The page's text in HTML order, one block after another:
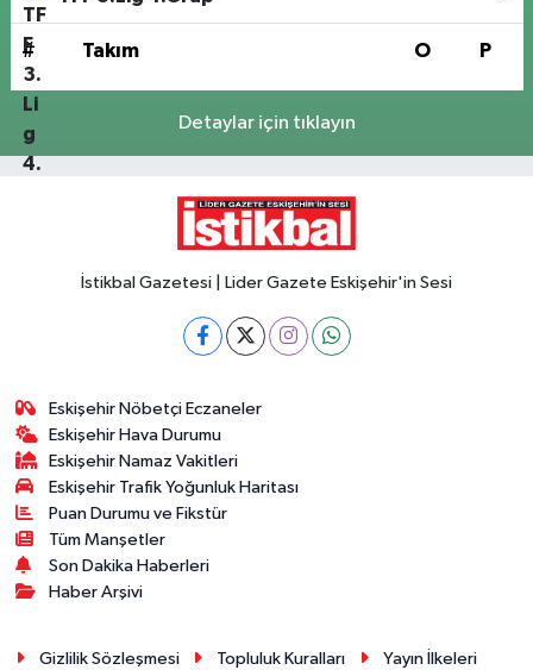
# Takım O P
Detaylar için tıklayın
İstikbal Gazetesi | Lider Gazete Eskişehir'in Sesi
Eskişehir Nöbetçi Eczaneler
Eskişehir Hava Durumu
Eskişehir Namaz Vakitleri
Eskişehir Trafik Yoğunluk Haritası
Puan Durumu ve Fikstür
Tüm Manşetler
Son Dakika Haberleri
Haber Arşivi
Gizlilik Sözleşmesi Topluluk Kuralları Yayın İlkeleri